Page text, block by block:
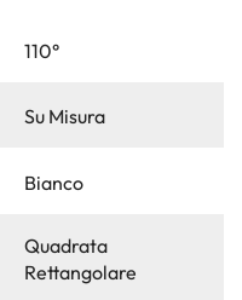
110°
Su Misura
Bianco
Quadrata
Rettangolare